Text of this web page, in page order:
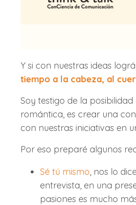
Y si con nuestras ideas
tiempo a la cabeza, al
Soy testigo de la
romántica, es crear una
con nuestras iniciativas en
Por eso preparé algunos
Sé tú mismo, nos lo
entrevista, en una
pasiones es mucho